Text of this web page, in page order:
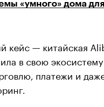
«умного» дома для
кейс — китайская
в свою экосистему
платежи и